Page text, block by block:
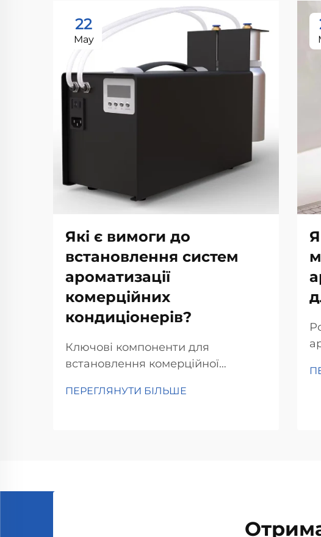
22
May
Які є вимоги до
встановлення систем
ароматизації
комерційних
кондиціонерів?
Ключові компоненти для
встановлення комерційної
Оцінка сумісності системи HVAC.
ПЕРЕГЛЯНУТИ БІЛЬШЕ